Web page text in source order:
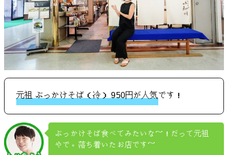
元祖 ぶっかけそば（冷） 950円が人気です！
ぶっかけそば食べてみたいな～！だって元祖
やで。落ち着いたお店です～